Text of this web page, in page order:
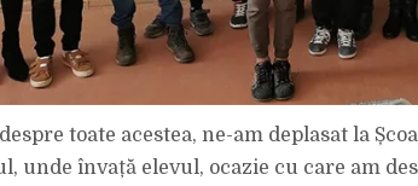
toate acestea, ne-am deplasat la
unde învață elevul, ocazie cu care am